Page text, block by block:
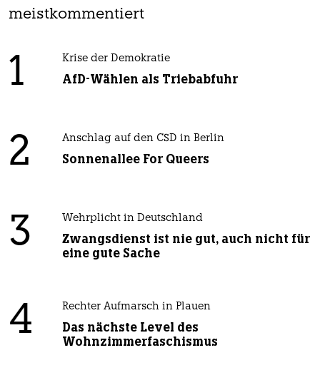
meistkommentiert
1 Krise der Demokratie
AfD-Wählen als Triebabfuhr
2 Anschlag auf den CSD in Berlin
Sonnenallee For Queers
3 Wehrplicht in Deutschland
Zwangsdienst ist nie gut, auch nicht für
eine gute Sache
4 Rechter Aufmarsch in Plauen
Das nächste Level des
Wohnzimmerfaschismus